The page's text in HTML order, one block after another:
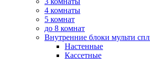
4 комнаты
5 комнат
до 8 комнат
Внутренние блоки мульти
Настенные
Кассетные